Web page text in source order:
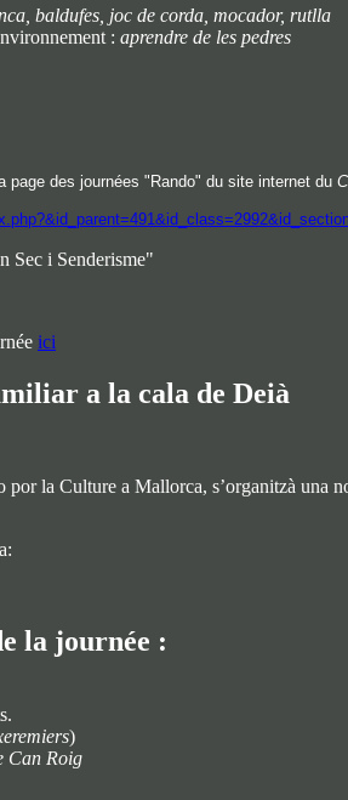
baldufes, joc de corda, mocador, rutlla
: aprendre de les pedres
page des journées "Rando" du site internet du
Sec i Senderisme"
ici
a la cala de Deià
por la Culture a Mallorca, s’organitzà una
la journée :
)
Can Roig